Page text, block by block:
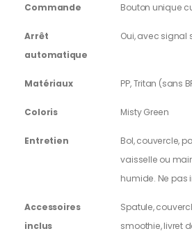
Commande Bouton unique
Arrêt
automatique
Oui, avec signal
Matériaux PP, Tritan (sans
Coloris Misty Green
Entretien
Bol, couvercle,
vaisselle ou
humide. Ne pas
Accessoires
inclus
Spatule,
smoothie, livret